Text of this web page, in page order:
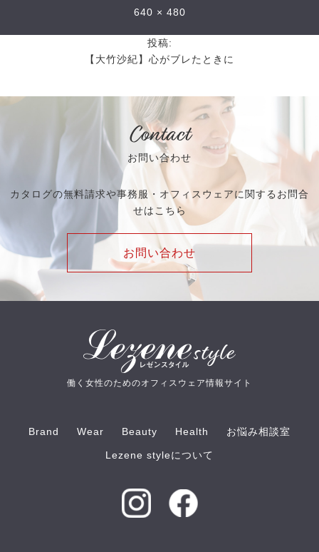
640 × 480
投稿:
【大竹沙紀】心がブレたときに
Contact
お問い合わせ
カタログの無料請求や事務服・オフィスウェアに関するお問合
せはこちら
お問い合わせ
働く女性のためのオフィスウェア情報サイト
Brand Wear Beauty Health お悩み相談室
Lezene styleについて